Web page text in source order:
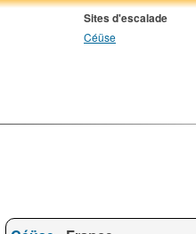
Sites d'escalade
Céüse